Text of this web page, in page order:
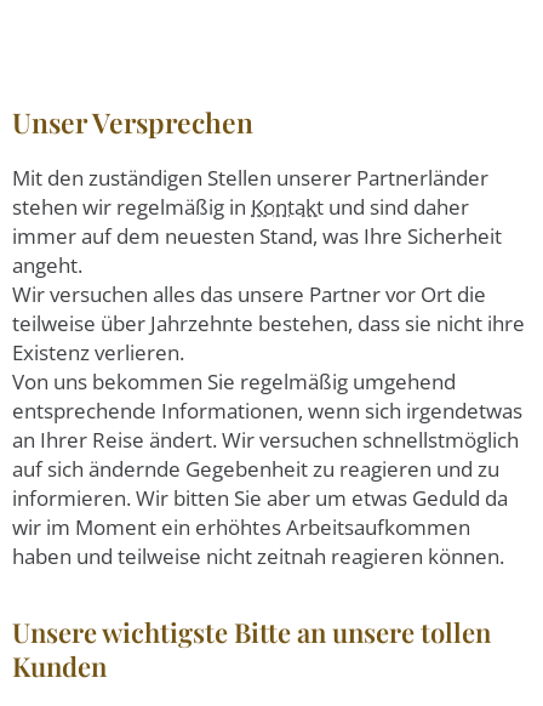
Unser Versprechen
Mit den zuständigen Stellen unserer Partnerländer
stehen wir regelmäßig in Kontakt und sind daher
immer auf dem neuesten Stand, was Ihre Sicherheit
angeht.
Wir versuchen alles das unsere Partner vor Ort die
teilweise über Jahrzehnte bestehen, dass sie nicht ihre
Existenz verlieren.
Von uns bekommen Sie regelmäßig umgehend
entsprechende Informationen, wenn sich irgendetwas
an Ihrer Reise ändert. Wir versuchen schnellstmöglich
auf sich ändernde Gegebenheit zu reagieren und zu
informieren. Wir bitten Sie aber um etwas Geduld da
wir im Moment ein erhöhtes Arbeitsaufkommen
haben und teilweise nicht zeitnah reagieren können.
Unsere wichtigste Bitte an unsere tollen
Kunden